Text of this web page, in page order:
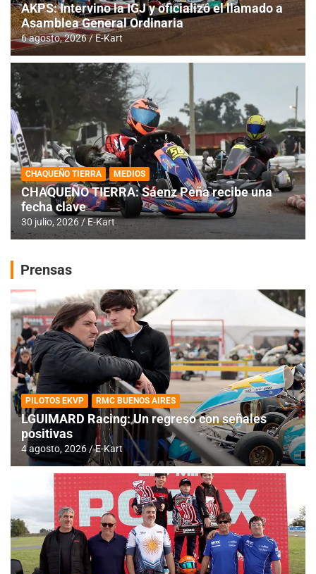
AKPS: Intervino la IGJ y oficializó el llamado a
Asamblea General Ordinaria
6 agosto, 2026 E-Kart
CHAQUEÑO TIERRA MEDIOS
CHAQUEÑO TIERRA: Sáenz Peña recibe una
fecha clave
30 julio, 2026 E-Kart
Prensas
PILOTOS EKVP RMC BUENOS AIRES
LGUIMARD Racing: Un regreso con señales
positivas
4 agosto, 2026 E-Kart